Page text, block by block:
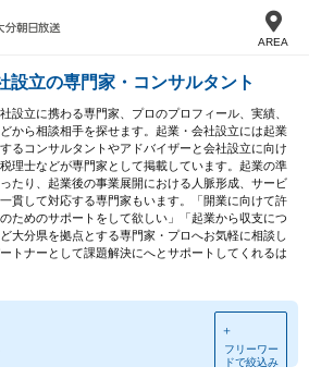
AREA
設立の専門家・コンサルタント
設立に携わる専門家、プロのプロフィール、実績、
から相談相手を探せます。起業・会社設立には起業
るコンサルタントやアドバイザーと会社設立に向け
理士などが専門家として掲載しています。起業の準
たり、起業後の事業展開における人脈形成、サービ
貫して対応する専門家もいます。「開業に向けて許
ためのサポートをして欲しい」「起業から収支につ
大分県を拠点とする専門家・プロへお気軽に相談し
トナーとして課題解決にへとサポートしてくれるは
＋
フリーワー
ドで絞込み